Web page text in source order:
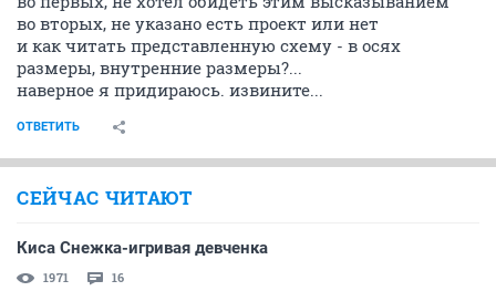
во вторых, не указано есть проект или нет
и как читать представленную схему - в осях
размеры, внутренние размеры?...
наверное я придираюсь. извините...
ОТВЕТИТЬ
СЕЙЧАС ЧИТАЮТ
Киса Снежка-игривая девченка
1971 16